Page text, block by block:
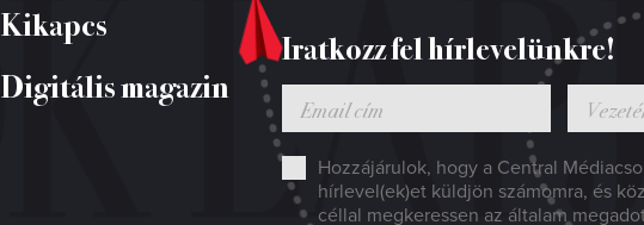
Kikapcs
Digitális magazin
Iratkozz fel hírlevelünkre!
Hozzájárulok, hogy a Central
hírlevel(ek)et küldjön számomra, és
céllal megkeressen az általam